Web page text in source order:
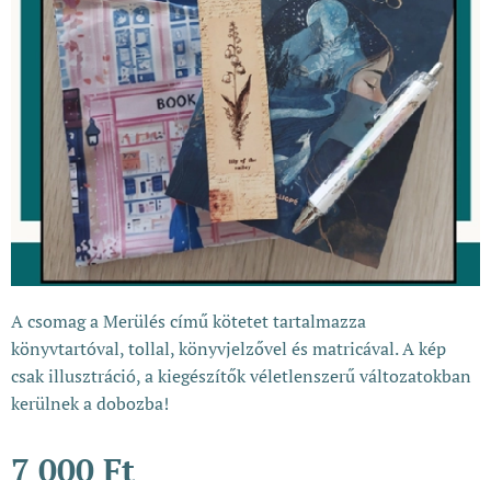
A csomag a Merülés című kötetet tartalmazza
könyvtartóval, tollal, könyvjelzővel és matricával. A kép
csak illusztráció, a kiegészítők véletlenszerű változatokban
kerülnek a dobozba!
7 000 Ft